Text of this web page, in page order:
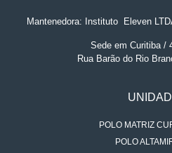
Mantenedora: Instituto. Eleven
Sede em Curitiba /
Rua Barão do Rio
POLO MATRIZ
POLO